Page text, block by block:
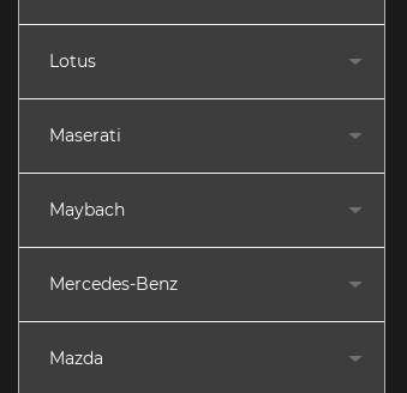
Lotus
Maserati
Maybach
Mercedes-Benz
Mazda